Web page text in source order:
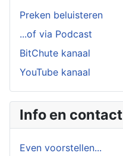
Preken beluisteren
...of via Podcast
BitChute kanaal
YouTube kanaal
Info en contact
Even voorstellen...